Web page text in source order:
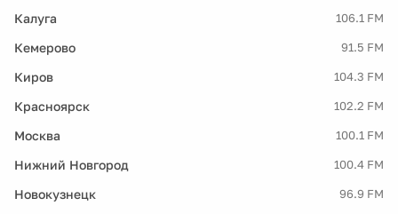
Калуга 106.1 FM
Кемерово 91.5 FM
Киров 104.3 FM
Красноярск 102.2 FM
Москва 100.1 FM
Нижний Новгород 100.4 FM
Новокузнецк 96.9 FM